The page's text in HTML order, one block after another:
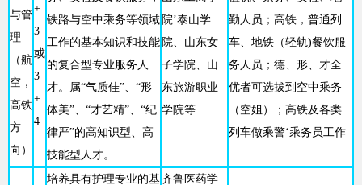
与管
理
（航
空，
高铁
方
向）
+
3
或
3
+
4
铁路与空中乘务等领域
工作的基本知识和技能
的复合型专业服务人
才。属“气质佳”、“形
体美”、“才艺精”、“纪
律严”的高知识型、高
技能型人才。
院’泰山学
院、山东女
子学院、山
东旅游职业
学院等
勤人员；高铁，普通列
车、地铁（轻轨)餐饮服
务人员；德、形、才全
优者可选拔到空中乘务
（空姐）；高铁及各类
列车做乘警‘乘务员工作
培养具有护理专业的基齐鲁医药学